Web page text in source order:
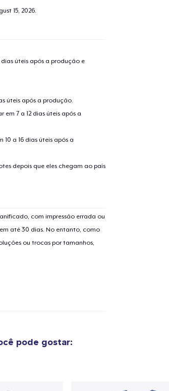
15, 2026.
úteis após a produção e
úteis após a produção.
em 7 a 12 dias úteis após a
a 16 dias úteis após a
depois que eles chegam ao país
com impressão errada ou
até 30 dias. No entanto, como
ou trocas por tamanhos,
pode gostar:
ao Carrinho